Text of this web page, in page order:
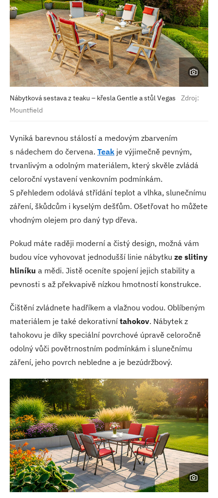
Nábytková sestava z teaku – křesla Gentle a stůl Vegas
Zdroj:
Mountfield
Vyniká barevnou stálostí a medovým zbarvením
s nádechem do červena. Teak je výjimečně pevným,
trvanlivým a odolným materiálem, který skvěle zvládá
celoroční vystavení venkovním podmínkám.
S přehledem odolává střídání teplot a vlhka, slunečnímu
záření, škůdcům i kyselým dešťům. Ošetřovat ho můžete
vhodným olejem pro daný typ dřeva.
Pokud máte raději moderní a čistý design, možná vám
budou více vyhovovat jednodušší linie nábytku ze slitiny
hliníku a mědi. Jistě oceníte spojení jejich stability a
pevnosti s až překvapivě nízkou hmotností konstrukce.
Čištění zvládnete hadříkem a vlažnou vodou. Oblíbeným
materiálem je také dekorativní tahokov. Nábytek z
tahokovu je díky speciální povrchové úpravě celoročně
odolný vůči povětrnostním podmínkám i slunečnímu
záření, jeho povrch nebledne a je bezúdržbový.